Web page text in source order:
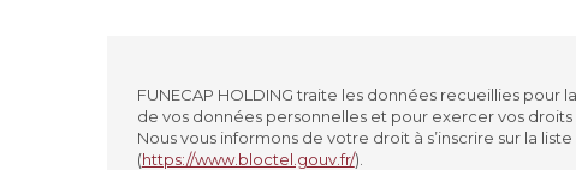
Matériau souhaité* GRANIT
FUNECAP HOLDING traite les données recueillies
de vos données personnelles et pour exercer vos droits
Nous vous informons de votre droit à s’inscrire sur la
(https://www.bloctel.gouv.fr/).